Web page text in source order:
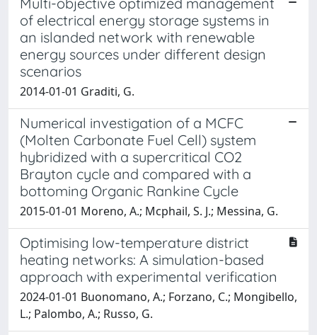
of electrical energy storage systems in
an islanded network with renewable
energy sources under different design
scenarios
2014-01-01 Graditi, G.
Numerical investigation of a MCFC
(Molten Carbonate Fuel Cell) system
hybridized with a supercritical CO2
Brayton cycle and compared with a
bottoming Organic Rankine Cycle
2015-01-01 Moreno, A.; Mcphail, S. J.; Messina, G.
Optimising low-temperature district
heating networks: A simulation-based
approach with experimental verification
2024-01-01 Buonomano, A.; Forzano, C.; Mongibello,
L.; Palombo, A.; Russo, G.